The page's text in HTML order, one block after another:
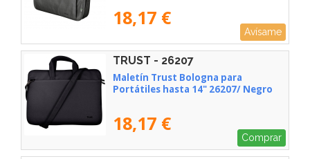
18,17 €
Avísame
TRUST - 26207
Maletín Trust Bologna para
Portátiles hasta 14" 26207/ Negro
18,17 €
Comprar